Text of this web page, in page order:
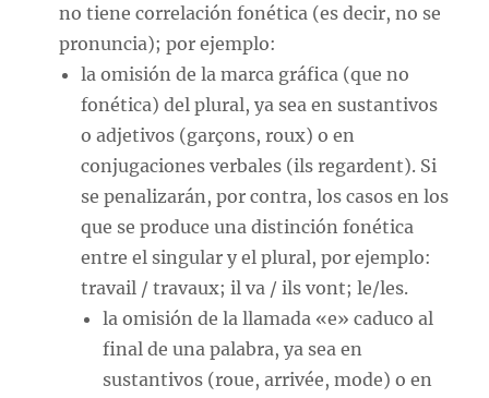
no tiene correlación fonética (es decir, no se
pronuncia); por ejemplo:
la omisión de la marca gráfica (que no
fonética) del plural, ya sea en sustantivos
o adjetivos (garçons, roux) o en
conjugaciones verbales (ils regardent). Si
se penalizarán, por contra, los casos en los
que se produce una distinción fonética
entre el singular y el plural, por ejemplo:
travail / travaux; il va / ils vont; le/les.
la omisión de la llamada «e» caduco al
final de una palabra, ya sea en
sustantivos (roue, arrivée, mode) o en